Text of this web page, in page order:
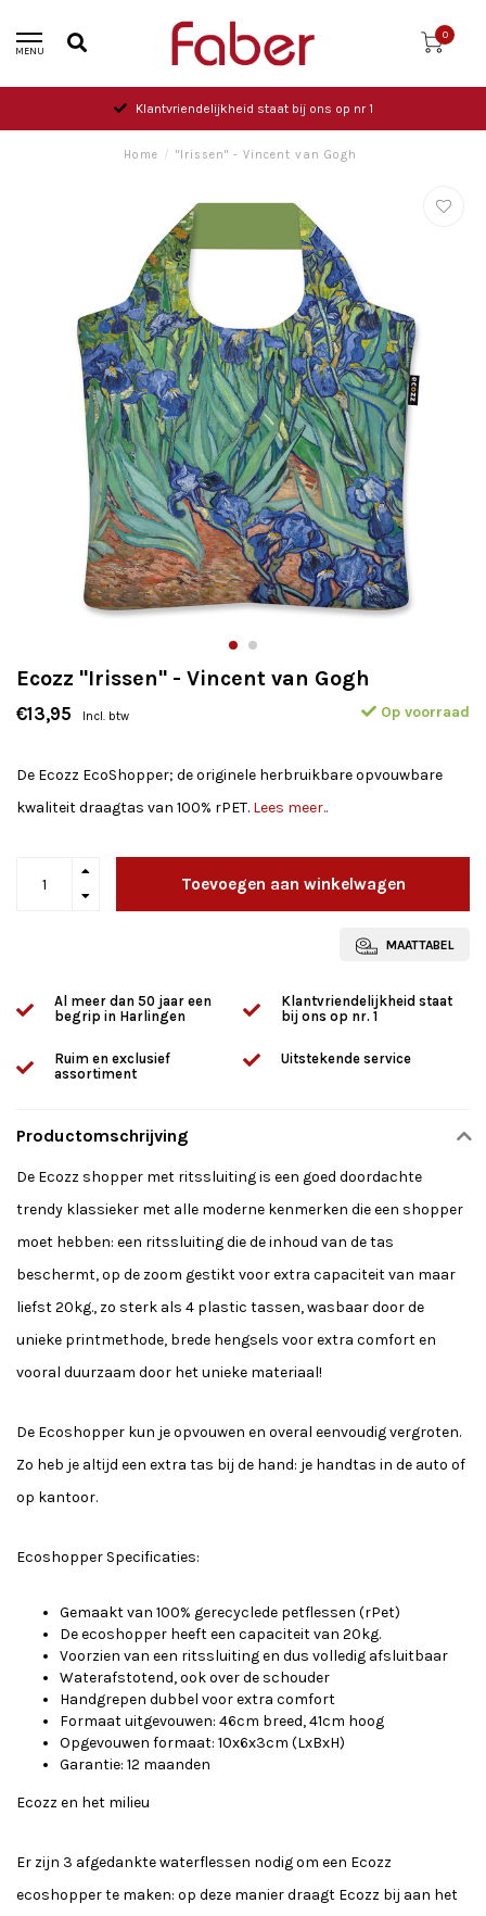
MENU
0
Klantvriendelijkheid staat bij ons op nr 1
Home / "Irissen" - Vincent van Gogh
Ecozz "Irissen" - Vincent van Gogh
€13,95 Incl. btw Op voorraad
De Ecozz EcoShopper; de originele herbruikbare opvouwbare
kwaliteit draagtas van 100% rPET. Lees meer..
Toevoegen aan winkelwagen
MAATTABEL
Al meer dan 50 jaar een
begrip in Harlingen
Klantvriendelijkheid staat
bij ons op nr. 1
Ruim en exclusief
assortiment
Uitstekende service
Productomschrijving
De Ecozz shopper met ritssluiting is een goed doordachte
trendy klassieker met alle moderne kenmerken die een shopper
moet hebben: een ritssluiting die de inhoud van de tas
beschermt, op de zoom gestikt voor extra capaciteit van maar
liefst 20kg., zo sterk als 4 plastic tassen, wasbaar door de
unieke printmethode, brede hengsels voor extra comfort en
vooral duurzaam door het unieke materiaal!
De Ecoshopper kun je opvouwen en overal eenvoudig vergroten.
Zo heb je altijd een extra tas bij de hand: je handtas in de auto of
op kantoor.
Ecoshopper Specificaties:
Gemaakt van 100% gerecyclede petflessen (rPet)
De ecoshopper heeft een capaciteit van 20kg.
Voorzien van een ritssluiting en dus volledig afsluitbaar
Waterafstotend, ook over de schouder
Handgrepen dubbel voor extra comfort
Formaat uitgevouwen: 46cm breed, 41cm hoog
Opgevouwen formaat: 10x6x3cm (LxBxH)
Garantie: 12 maanden
Ecozz en het milieu
Er zijn 3 afgedankte waterflessen nodig om een Ecozz
ecoshopper te maken: op deze manier draagt Ecozz bij aan het